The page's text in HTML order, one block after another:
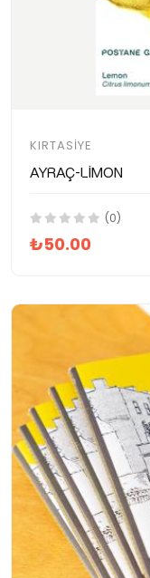
KIRTASIYE
Ayraç-Limon
(0)
₺50.00